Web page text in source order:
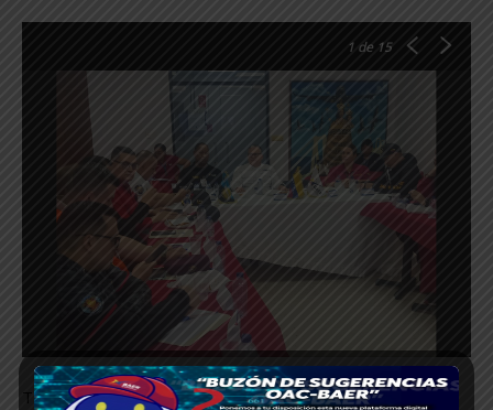
1 de 15
TEXTO: MARILYN HERRERA/ JHORDANA CHACÓN.